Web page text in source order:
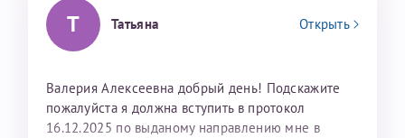
26 июля 2026
Т Татьяна Открыть
Валерия Алексеевна добрый день! Подскажите
пожалуйста я должна вступить в протокол
16.12.2025 по выданому направлению мне в